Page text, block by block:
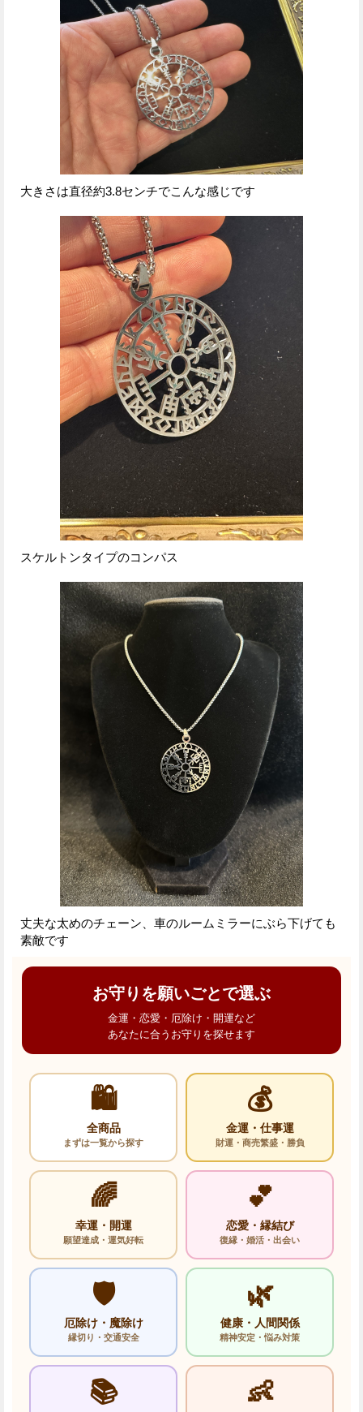
大きさは直径約3.8センチでこんな感じです
スケルトンタイプのコンパス
丈夫な太めのチェーン、車のルームミラーにぶら下げても
素敵です
お守りを願いごとで選ぶ
金運・恋愛・厄除け・開運など
あなたに合うお守りを探せます
🛍️
全商品
まずは一覧から探す
💰
金運・仕事運
財運・商売繁盛・勝負
🌈
幸運・開運
願望達成・運気好転
💕
恋愛・縁結び
復縁・婚活・出会い
🛡️
厄除け・魔除け
縁切り・交通安全
🌿
健康・人間関係
精神安定・悩み対策
📚 👶